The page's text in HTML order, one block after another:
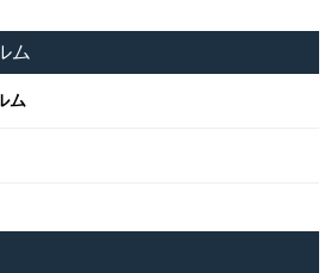
ム
ム